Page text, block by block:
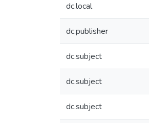
dc.local
dc.publisher
dc.subject
dc.subject
dc.subject